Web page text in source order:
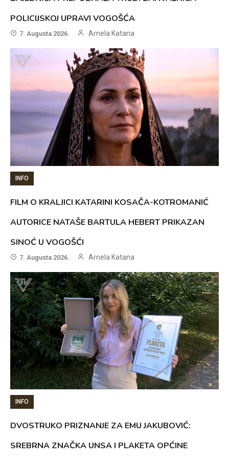
POLICIJSKOJ UPRAVI VOGOŠĆA
7. Augusta 2026. Arnela Katana
INFO
FILM O KRALJICI KATARINI KOSAČA-KOTROMANIĆ
AUTORICE NATAŠE BARTULA HEBERT PRIKAZAN
SINOĆ U VOGOŠĆI
7. Augusta 2026. Arnela Katana
INFO
DVOSTRUKO PRIZNANJE ZA EMU JAKUBOVIĆ:
SREBRNA ZNAČKA UNSA I PLAKETA OPĆINE